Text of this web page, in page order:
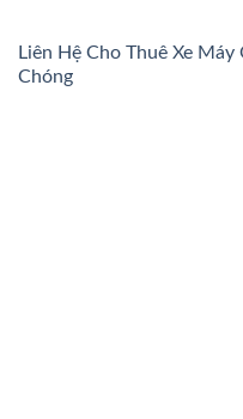
Liên Hệ Cho Thuê Xe Máy
Chóng